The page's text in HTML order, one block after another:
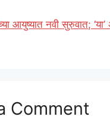
आयुष्यात नवी सुरुवात; ‘या’
Comment